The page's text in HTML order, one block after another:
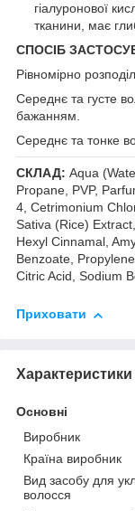
гіалуронової
тканини, має
СПОСІБ
Рівномірно
Середнє та густе
бажанням.
Середнє та тонке
СКЛАД: Aqua
Propane, PVP,
4, Cetrimonium
Sativa (Rice)
Hexyl Cinnamal,
Benzoate,
Citric Acid, Sodium
Приховати
Характеристики
Основні
Виробник
Країна виробник
Вид засобу для
волосся